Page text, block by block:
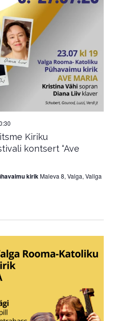
Kiriku
kontsert “Ave
kirikMaleva 8, Valga, Vallga